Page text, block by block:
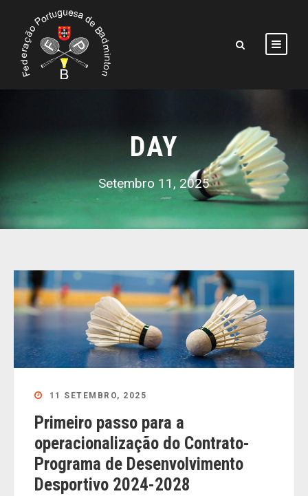
DAY
Setembro 11, 2025
11 SETEMBRO, 2025
Primeiro passo para a
operacionalização do Contrato-
Programa de Desenvolvimento
Desportivo 2024-2028